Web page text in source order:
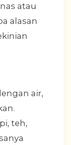
atau
alasan
air,
teh,